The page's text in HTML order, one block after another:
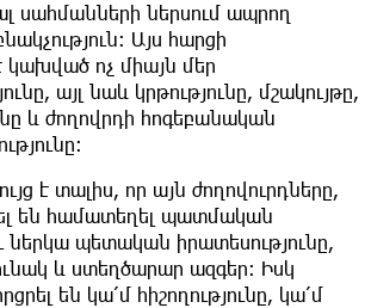
սահմանների ներսում ապրող
Այս հարցի
ոչ միայն մեր
այլ նաև կրթությունը, մշակույթը,
և ժողովրդի հոգեբանական
է տալիս, որ այն ժողովուրդները,
են համատեղել պատմական
ներկա պետական իրատեսությունը,
և ստեղծարար ազգեր։ Իսկ
են կա՛մ հիշողությունը, կա՛մ